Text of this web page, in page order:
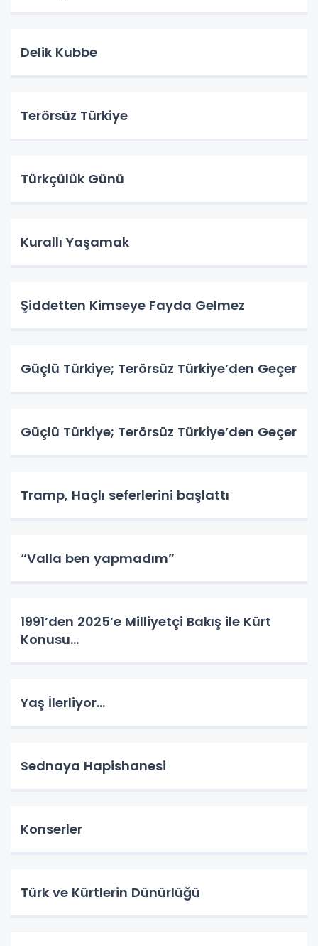
Delik Kubbe
Terörsüz Türkiye
Türkçülük Günü
Kurallı Yaşamak
Şiddetten Kimseye Fayda Gelmez
Güçlü Türkiye; Terörsüz Türkiye’den Geçer
Güçlü Türkiye; Terörsüz Türkiye’den Geçer
Tramp, Haçlı seferlerini başlattı
“Valla ben yapmadım”
1991’den 2025’e Milliyetçi Bakış ile Kürt
Konusu…
Yaş İlerliyor…
Sednaya Hapishanesi
Konserler
Türk ve Kürtlerin Dünürlüğü